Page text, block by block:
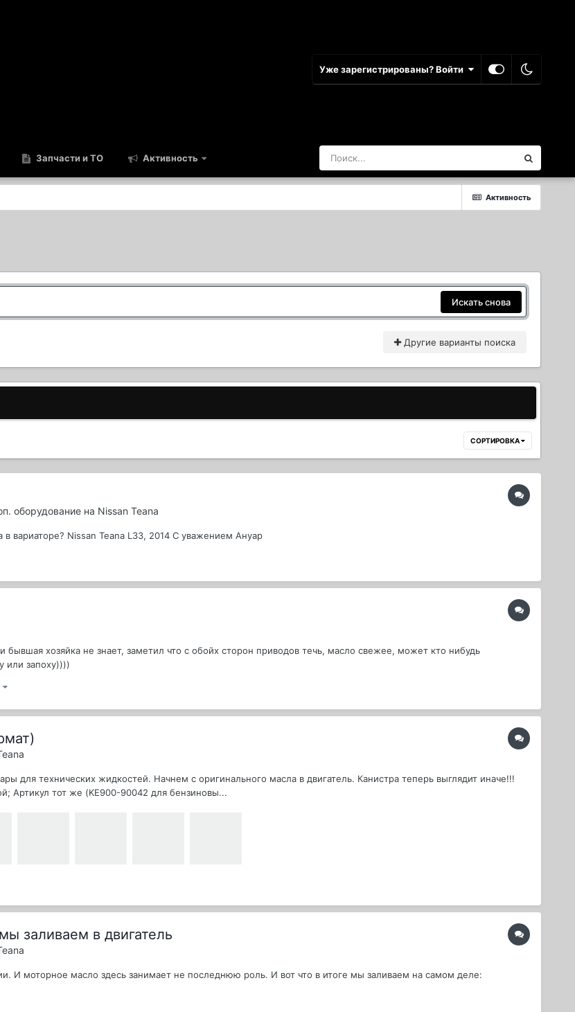
Уже зарегистрированы? Войти
Запчасти и ТО Активность
Активность
Искать снова
Другие варианты поиска
СОРТИРОВКА
оборудование на Nissan Teana
вариаторе? Nissan Teana L33, 2014 С уважением Ануар
бывшая хозяйка не знает, заметил что с обойх сторон приводов течь, масло свежее, может кто нибудь
или запоху))))
для технических жидкостей. Начнем с оригинального масла в двигатель. Канистра теперь выглядит иначе!!!
Артикул тот же (KE900-90042 для бензиновы...
заливаем в двигатель
И моторное масло здесь занимает не последнюю роль. И вот что в итоге мы заливаем на самом деле: